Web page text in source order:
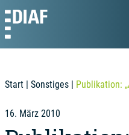
Start | Sonstiges | Publikation:
16. März 2010